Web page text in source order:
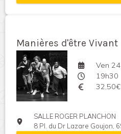
Manières d'être Vivant
Ven
19h30
32,50€
SALLE ROGER PLANCHON
8 Pl. du Dr Lazare Goujon,